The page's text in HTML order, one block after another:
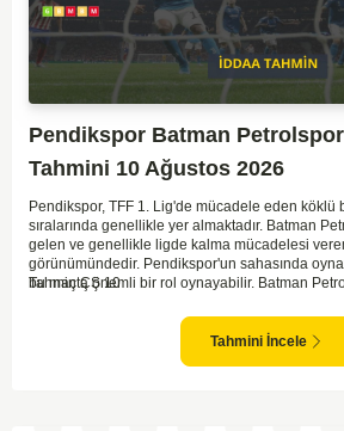
Pendikspor Batman
Tahmini 10 Ağustos 2026
Pendikspor, TFF 1. Lig'de mücadele eden köklü
sıralarında genellikle yer almaktadır. Batman
gelen ve genellikle ligde kalma mücadelesi
görünümündedir. Pendikspor'un sahasında
bu maçta önemli bir rol oynayabilir. Batman
Pendikspor'un maçın kontrolünü elinde tutma
Takımların mevcut form durumları ve geçmiş
bakıldığında ev sahibi ekibin galibiyeti daha
Tahmin ÇŞ 10
Tahmini İncele